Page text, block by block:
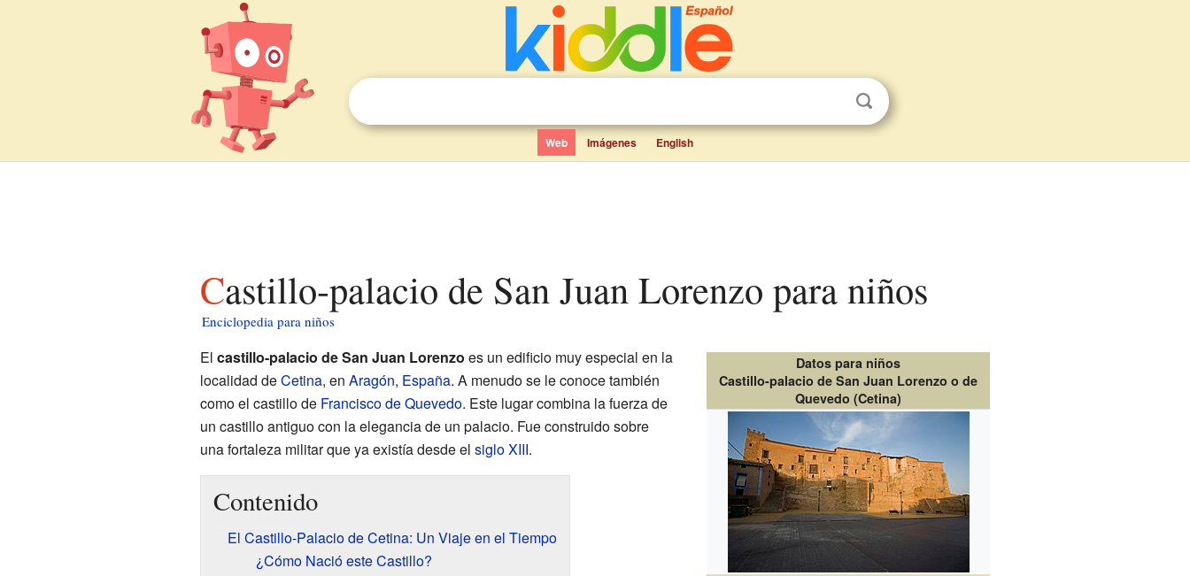
Web Imágenes English
Castillo-palacio de San Juan Lorenzo para niños
Enciclopedia para niños
Datos para niños
Castillo-palacio de San Juan Lorenzo o de
Quevedo (Cetina)
El castillo-palacio de San Juan Lorenzo es un edificio muy especial en la
localidad deCetina, en Aragón, España. A menudo se le conoce también
como el castillo de Francisco de Quevedo. Este lugar combina la fuerza de
un castillo antiguo con la elegancia de un palacio. Fue construido sobre
una fortaleza militar que ya existía desde el siglo XIII.
Contenido
El Castillo-Palacio de Cetina: Un Viaje en el Tiempo
¿Cómo Nació este Castillo?